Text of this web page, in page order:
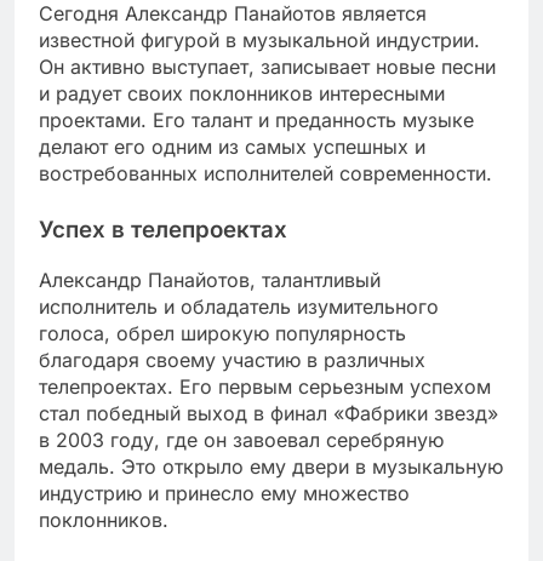
Сегодня Александр Панайотов является
известной фигурой в музыкальной индустрии.
Он активно выступает, записывает новые песни
и радует своих поклонников интересными
проектами. Его талант и преданность музыке
делают его одним из самых успешных и
востребованных исполнителей современности.
Успех в телепроектах
Александр Панайотов, талантливый
исполнитель и обладатель изумительного
голоса, обрел широкую популярность
благодаря своему участию в различных
телепроектах. Его первым серьезным успехом
стал победный выход в финал «Фабрики звезд»
в 2003 году, где он завоевал серебряную
медаль. Это открыло ему двери в музыкальную
индустрию и принесло ему множество
поклонников.